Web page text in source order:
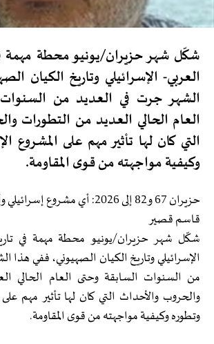
شكّل شهر حزيران/يونيو محطة مهمة
العربي- الإسرائيلي وتاريخ الكيان
الشهر جرت في العديد من
العام الحالي العديد من التطورات
التي كان لها تأثير مهم على المشروع
وكيفية مواجهته من قوى المقاومة.
حزيران 67 و82 إلى 2026: أي مشروع إسرائيلي وأية مقاومة؟
قاسم قصير
شكّل شهر حزيران/يونيو محطة مهمة في
الإسرائيلي وتاريخ الكيان الصهيوني، ففي هذا
من السنوات السابقة وحتى العام الحالي
والحروب والأحداث التي كان لها تأثير مهم على
وتطوره وكيفية مواجهته من قوى المقاومة.